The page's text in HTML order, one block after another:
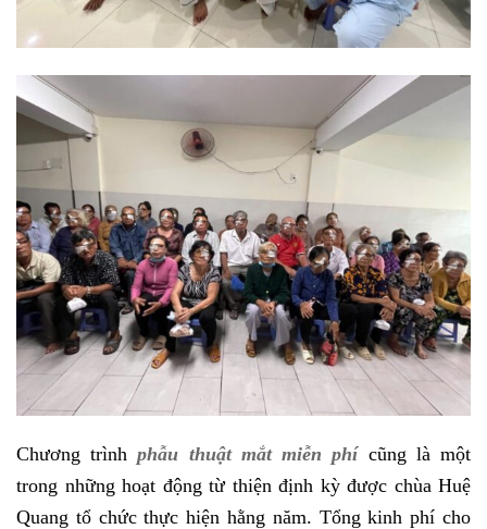
Chương trìnhphẫu thuật mắt miễn phícũng là một
trong những hoạt động từ thiện định kỳ được chùa Huệ
Quang tổ chức thực hiện hằng năm. Tổng kinh phí cho